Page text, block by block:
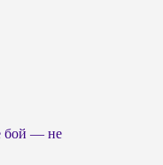
бой — не